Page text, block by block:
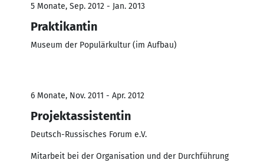
5 Monate, Sep. 2012 - Jan. 2013
Praktikantin
Museum der Populärkultur (im Aufbau)
6 Monate, Nov. 2011 - Apr. 2012
Projektassistentin
Deutsch-Russisches Forum e.V.
Mitarbeit bei der Organisation und der Durchführung